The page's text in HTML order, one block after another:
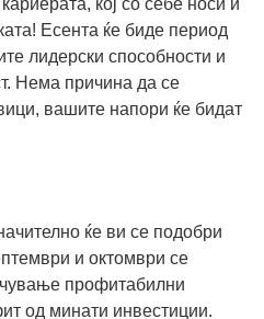
кој со себе носи и
Есента ќе биде период
лидерски способности и
Нема причина да се
вашите напори ќе бидат
ќе ви се подобри
и октомври се
профитабилни
од минати инвестиции.